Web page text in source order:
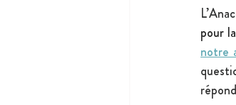
pour
notre